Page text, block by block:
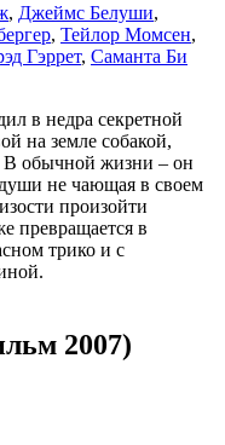
, Джеймс Белуши,
, Тейлор Момсен,
Гэррет, Саманта Би
в недра секретной
на земле собакой,
В обычной жизни – он
не чающая в своем
произойти
превращается в
трико и с
2007)